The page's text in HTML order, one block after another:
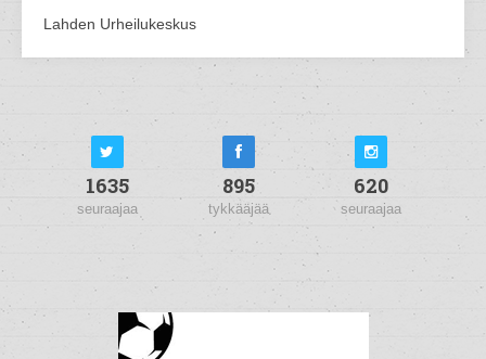
Lahden Urheilukeskus
1635
seuraajaa
895
tykkääjää
620
seuraajaa